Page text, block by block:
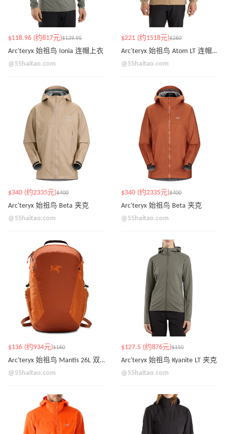
$118.96 (约817元)$139.95
Arc'teryx 始祖鸟 Ionia 连帽上衣
@55haitao.com
$221 (约1518元)$260
Arc'teryx 始祖鸟 Atom LT 连帽夹克
@55haitao.com
$340 (约2335元)$400
Arc'teryx 始祖鸟 Beta 夹克
@55haitao.com
$340 (约2335元)$400
Arc'teryx 始祖鸟 Beta 夹克
@55haitao.com
$136 (约934元)$160
Arc'teryx 始祖鸟 Mantis 26L 双肩背包 两色可选
@55haitao.com
$127.5 (约876元)$150
Arc'teryx 始祖鸟 Kyanite LT 夹克
@55haitao.com